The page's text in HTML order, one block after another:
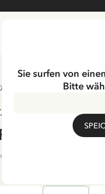
Shirts Shirts &
MwSt.
Sie surfen von
Bitte